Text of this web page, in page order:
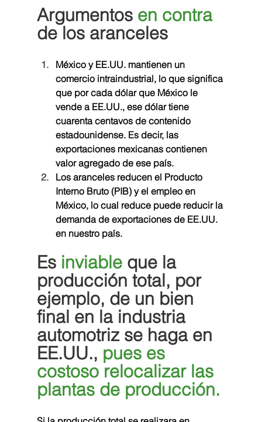
Argumentos en contra
de los aranceles
México y EE.UU. mantienen un
comercio intraindustrial, lo que significa
que por cada dólar que México le
vende a EE.UU., ese dólar tiene
cuarenta centavos de contenido
estadounidense. Es decir, las
exportaciones mexicanas contienen
valor agregado de ese país.
Los aranceles reducen el Producto
Interno Bruto (PIB) y el empleo en
México, lo cual reduce puede reducir la
demanda de exportaciones de EE.UU.
en nuestro país.
Es inviable que la
producción total, por
ejemplo, de un bien
final en la industria
automotriz se haga en
EE.UU., pues es
costoso relocalizar las
plantas de producción.